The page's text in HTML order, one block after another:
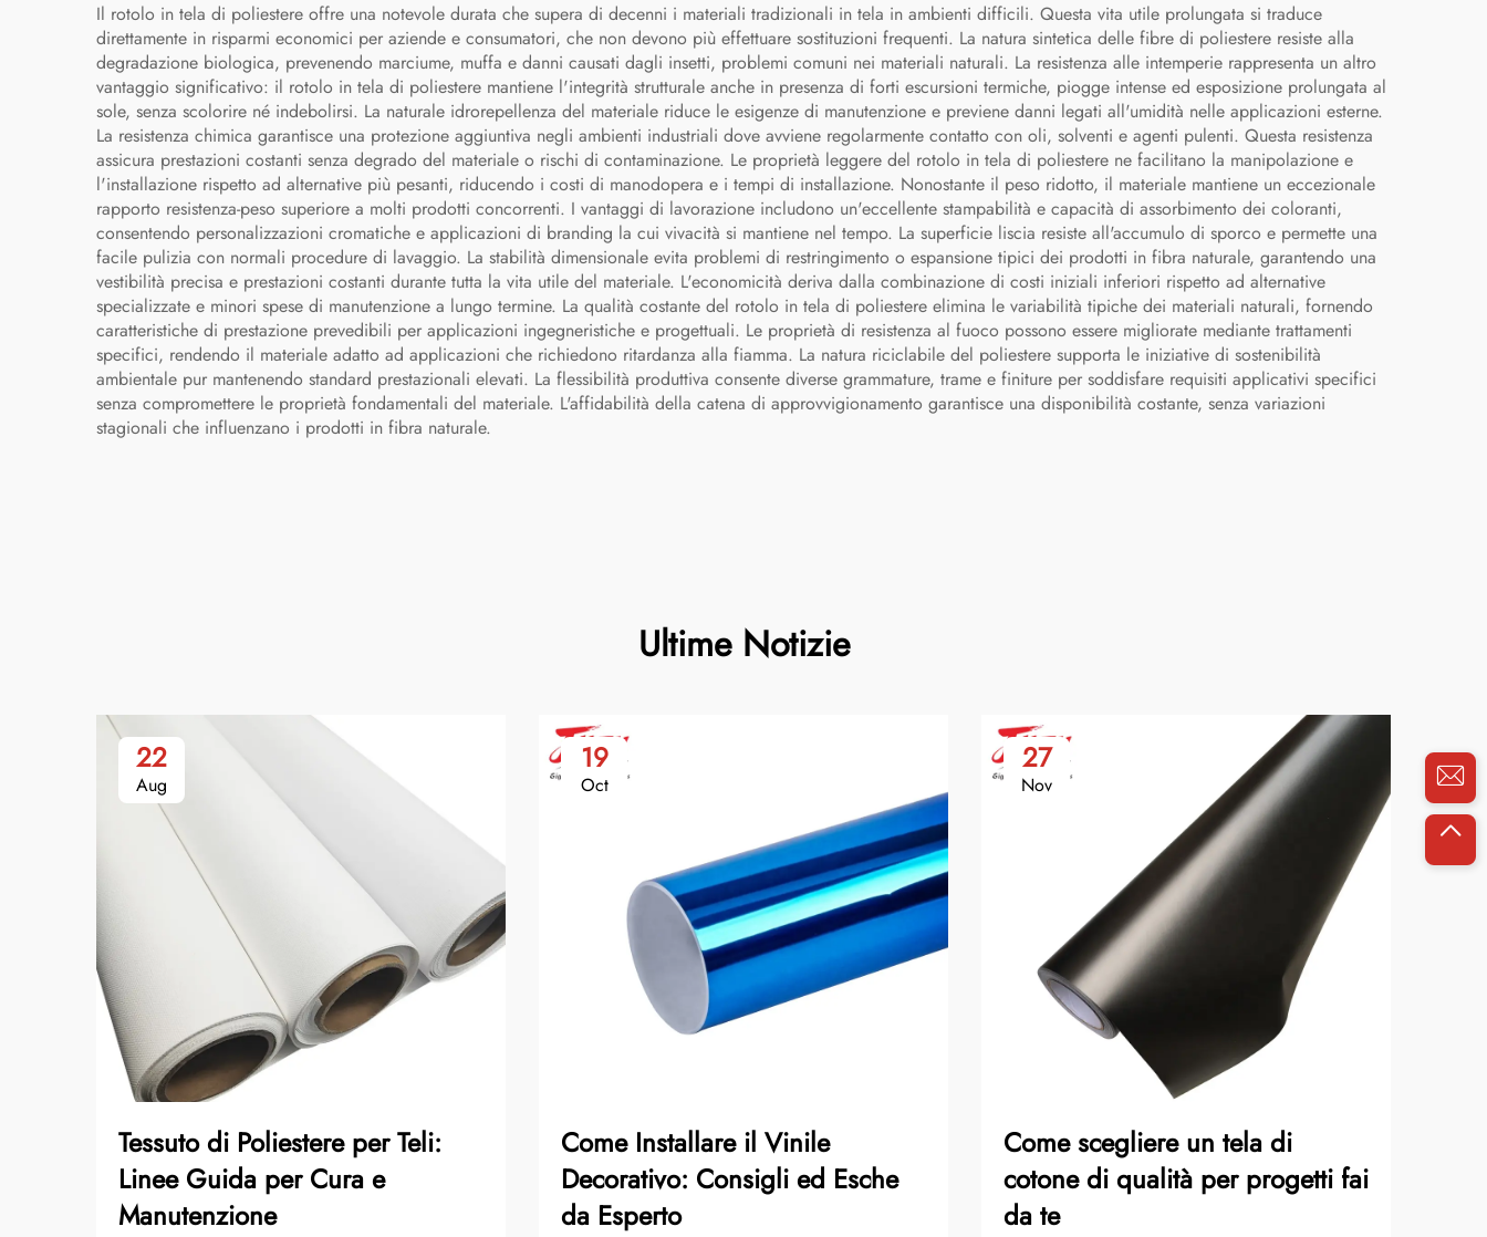
Il rotolo in tela di poliestere offre una notevole durata che supera di decenni i materiali tradizionali in tela in ambienti difficili. Questa vita utile prolungata si traduce
direttamente in risparmi economici per aziende e consumatori, che non devono più effettuare sostituzioni frequenti. La natura sintetica delle fibre di poliestere resiste alla
degradazione biologica, prevenendo marciume, muffa e danni causati dagli insetti, problemi comuni nei materiali naturali. La resistenza alle intemperie rappresenta un altro
vantaggio significativo: il rotolo in tela di poliestere mantiene l'integrità strutturale anche in presenza di forti escursioni termiche, piogge intense ed esposizione prolungata al
sole, senza scolorire né indebolirsi. La naturale idrorepellenza del materiale riduce le esigenze di manutenzione e previene danni legati all'umidità nelle applicazioni esterne.
La resistenza chimica garantisce una protezione aggiuntiva negli ambienti industriali dove avviene regolarmente contatto con oli, solventi e agenti pulenti. Questa resistenza
assicura prestazioni costanti senza degrado del materiale o rischi di contaminazione. Le proprietà leggere del rotolo in tela di poliestere ne facilitano la manipolazione e
l'installazione rispetto ad alternative più pesanti, riducendo i costi di manodopera e i tempi di installazione. Nonostante il peso ridotto, il materiale mantiene un eccezionale
rapporto resistenza-peso superiore a molti prodotti concorrenti. I vantaggi di lavorazione includono un'eccellente stampabilità e capacità di assorbimento dei coloranti,
consentendo personalizzazioni cromatiche e applicazioni di branding la cui vivacità si mantiene nel tempo. La superficie liscia resiste all'accumulo di sporco e permette una
facile pulizia con normali procedure di lavaggio. La stabilità dimensionale evita problemi di restringimento o espansione tipici dei prodotti in fibra naturale, garantendo una
vestibilità precisa e prestazioni costanti durante tutta la vita utile del materiale. L'economicità deriva dalla combinazione di costi iniziali inferiori rispetto ad alternative
specializzate e minori spese di manutenzione a lungo termine. La qualità costante del rotolo in tela di poliestere elimina le variabilità tipiche dei materiali naturali, fornendo
caratteristiche di prestazione prevedibili per applicazioni ingegneristiche e progettuali. Le proprietà di resistenza al fuoco possono essere migliorate mediante trattamenti
specifici, rendendo il materiale adatto ad applicazioni che richiedono ritardanza alla fiamma. La natura riciclabile del poliestere supporta le iniziative di sostenibilità
ambientale pur mantenendo standard prestazionali elevati. La flessibilità produttiva consente diverse grammature, trame e finiture per soddisfare requisiti applicativi specifici
senza compromettere le proprietà fondamentali del materiale. L'affidabilità della catena di approvvigionamento garantisce una disponibilità costante, senza variazioni
stagionali che influenzano i prodotti in fibra naturale.
Ultime Notizie
22
Aug
Tessuto di Poliestere per Teli:
Linee Guida per Cura e
Manutenzione
19
Oct
Come Installare il Vinile
Decorativo: Consigli ed Esche
da Esperto
27
Nov
Come scegliere un tela di
cotone di qualità per progetti fai
da te